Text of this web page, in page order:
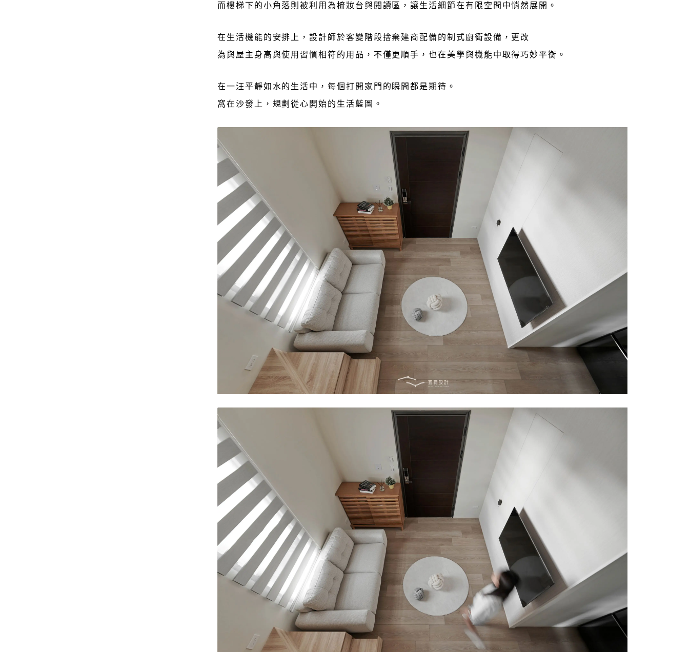
而樓梯下的小角落則被利用為梳妝台與閱讀區，讓生活細節在有限空間中悄然展開。
在生活機能的安排上，設計師於客變階段捨棄建商配備的制式廚衛設備，更改
為與屋主身高與使用習慣相符的用品，不僅更順手，也在美學與機能中取得巧妙平衡。
在一汪平靜如水的生活中，每個打開家門的瞬間都是期待。
窩在沙發上，規劃從心開始的生活藍圖。